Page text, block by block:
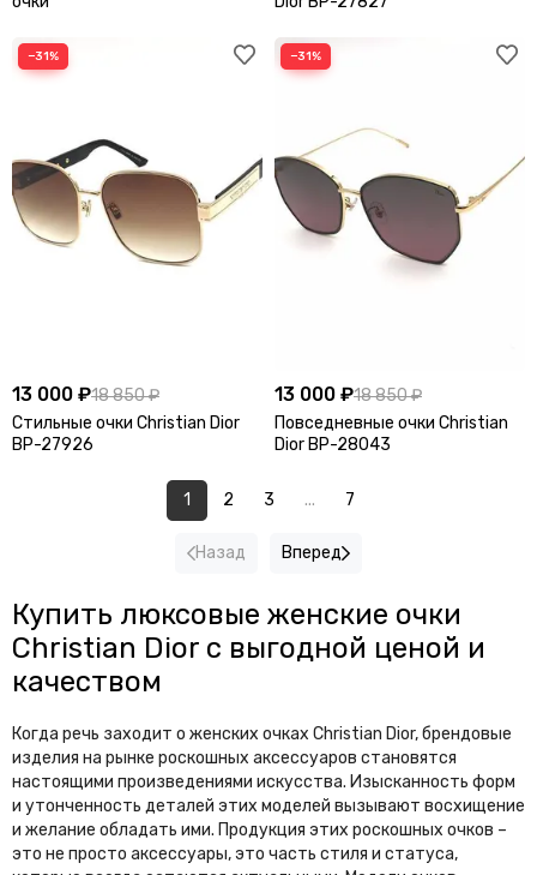
−31%
13 000 ₽18 850 ₽
Стильные очки Christian Dior
BP-27926
−31%
13 000 ₽18 850 ₽
Повседневные очки Christian
Dior BP-28043
Назад
1 2 3 ... 7
Вперед
Купить люксовые женские очки
Christian Dior с выгодной ценой и
качеством
Когда речь заходит о женских очках Christian Dior, брендовые
изделия на рынке роскошных аксессуаров становятся
настоящими произведениями искусства. Изысканность форм
и утонченность деталей этих моделей вызывают восхищение
и желание обладать ими. Продукция этих роскошных очков –
это не просто аксессуары, это часть стиля и статуса,